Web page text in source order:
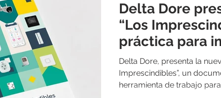
Delta Dore
“Los
práctica para
hogar
Delta Dore, presenta la
Imprescindibles”, un
herramienta de trabajo